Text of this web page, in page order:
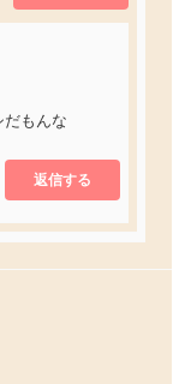
だもんな
返信する